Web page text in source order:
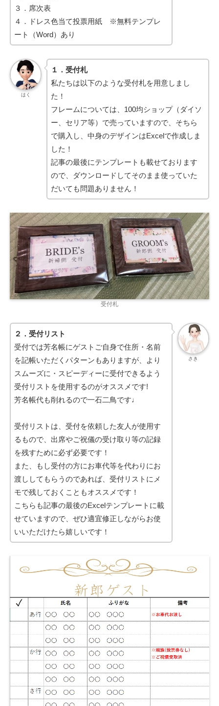
３．席次表
４．ドレス色当て投票用紙 ※無料テンプレ
ート（Word）あり
はく
１．受付札
私たちは以下のような受付札を用意しまし
た！
フレームについては、100均ショップ（ダイソ
ー、セリア等）で売っていますので、そちら
で購入し、中身のデザインはExcelで作成しま
した！
記事の最後にテンプレートも載せております
ので、ダウンロードしてそのまま使っていた
だいても問題ありません！
受付札
さき
２．受付リスト
受付では芳名帳にゲストご自身で住所・名前
を記帳いただくパターンもありますが、より
スムーズに・スピーディーに受付できるよう
受付リストを使用するのがオススメです!
芳名帳代も削れるので一石二鳥です♩
受付リストは、受付を依頼した友人が使用す
るもので、出席やご祝儀の受け取り等の記録
を残すために必ず必要です！
また、もし受付の方にお車代等を代わりにお
渡ししてもらうのであれば、受付リストにメ
モで残しておくこともオススメです！
こちらも記事の最後のExcelテンプレートに載
せていますので、ぜひ適宜修正しながらお使
いいただけたら嬉しいです！